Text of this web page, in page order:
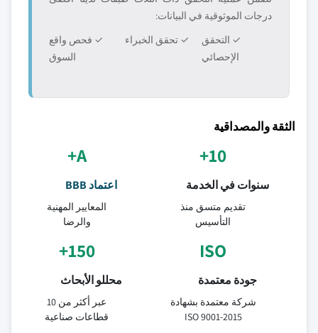
درجات الموثوقية في البيانات:
✓ التحقق
الإحصائي
✓ تحقق الخبراء
✓ فحص واقع
السوق
الثقة والمصداقية
10+
سنوات في الخدمة
تقديم متسق منذ
التأسيس
A+
اعتماد BBB
المعايير المهنية
والرضا
ISO
جودة معتمدة
شركة معتمدة بشهادة
ISO 9001-2015
150+
محللو الأبحاث
عبر أكثر من 10
قطاعات صناعية